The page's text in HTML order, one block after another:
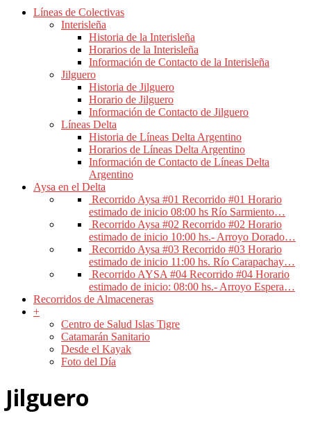
Líneas de Colectivas
Interisleña
Historia de la Interisleña
Horarios de la Interisleña
Información de Contacto de la Interisleña
Jilguero
Historia de Jilguero
Horario de Jilguero
Información de Contacto de Jilguero
Líneas Delta
Historia de Líneas Delta Argentino
Horarios de Líneas Delta Argentino
Información de Contacto de Líneas Delta
Argentino
Aysa en el Delta
Recorrido Aysa #01 Recorrido #01 Horario
estimado de inicio 08:00 hs Río Sarmiento…
Recorrido Aysa #02 Recorrido #02 Horario
estimado de inicio 10:00 hs.- Arroyo Dorado…
Recorrido Aysa #03 Recorrido #03 Horario
estimado de inicio 11:00 hs. Río Carapachay…
Recorrido AYSA #04 Recorrido #04 Horario
estimado de inicio: 08:00 hs.- Arroyo Espera…
Recorridos de Almaceneras
+
Centro de Salud Islas Tigre
Catamarán Sanitario
Desde el Kayak
Foto del Día
Jilguero